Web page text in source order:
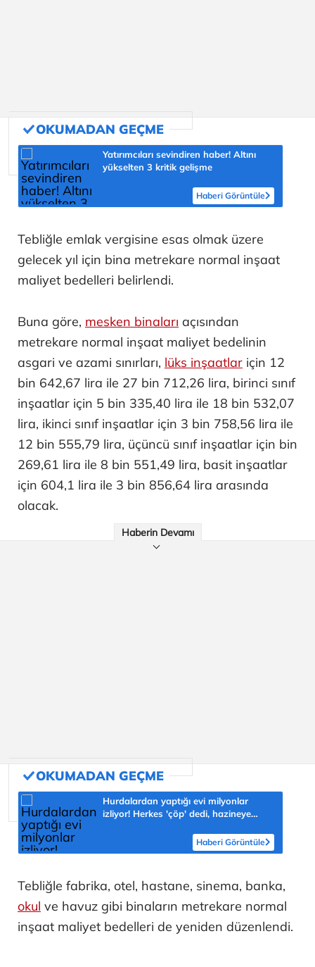
Yatırımcıları sevindiren haber! Altını
yükselten 3 kritik gelişme
Haberi Görüntüle
Tebliğle emlak vergisine esas olmak üzere
gelecek yıl için bina metrekare normal inşaat
maliyet bedelleri belirlendi.
Buna göre, mesken binaları açısından
metrekare normal inşaat maliyet bedelinin
asgari ve azami sınırları, lüks inşaatlar için 12
bin 642,67 lira ile 27 bin 712,26 lira, birinci sınıf
inşaatlar için 5 bin 335,40 lira ile 18 bin 532,07
lira, ikinci sınıf inşaatlar için 3 bin 758,56 lira ile
12 bin 555,79 lira, üçüncü sınıf inşaatlar için bin
269,61 lira ile 8 bin 551,49 lira, basit inşaatlar
için 604,1 lira ile 3 bin 856,64 lira arasında
olacak.
Haberin Devamı
Hurdalardan yaptığı evi milyonlar
izliyor! Herkes 'çöp' dedi, hazineye
Haberi Görüntüle
Tebliğle fabrika, otel, hastane, sinema, banka,
okul ve havuz gibi binaların metrekare normal
inşaat maliyet bedelleri de yeniden düzenlendi.